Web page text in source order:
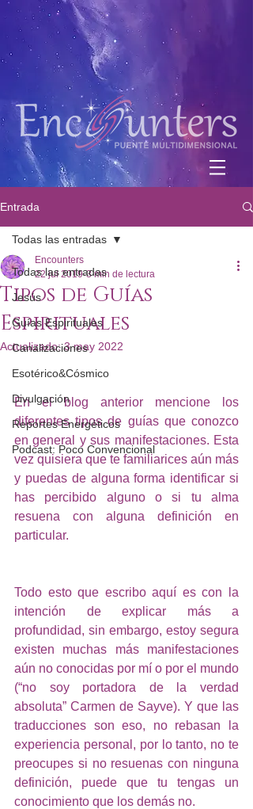
Entrada
Todas las entradas
Jesús
Guías Espirituales
Canalizaciones
Esotérico&Cósmico
Divulgación
Reportes Energéticos
Podcast: Poco Convencional
Todas las entradas
Tipos de Guías
Espirituales
Encounters
22 jul 2019 3 min de lectura
Actualizado:3 may 2022
En el blog anterior mencione los
diferentes tipos de guías que conozco
en general y sus manifestaciones. Esta
vez quisiera que te familiarices aún más
y puedas de alguna forma identificar si
has percibido alguno o si tu alma
resuena con alguna definición en
particular.
Todo esto que escribo aquí es con la
intención de explicar más a
profundidad, sin embargo, estoy segura
existen muchas más manifestaciones
aún no conocidas por mí o por el mundo
(“no soy portadora de la verdad
absoluta” Carmen de Sayve). Y que las
traducciones son eso, no rebasan la
experiencia personal, por lo tanto, no te
preocupes si no resuenas con ninguna
definición, puede que tu tengas un
conocimiento que los demás no.